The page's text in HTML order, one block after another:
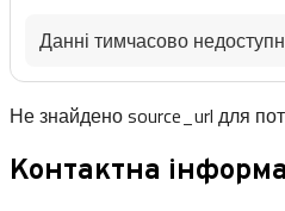
Данні тимчасово
Не знайдено source_url для
Контактна